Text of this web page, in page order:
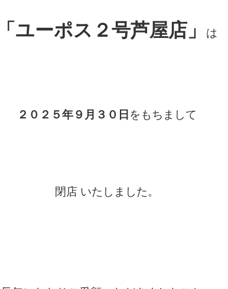
「 ユーポス２号芦屋店」 は
２０２５年９月３０日 をもちまして
閉店 いたしました。